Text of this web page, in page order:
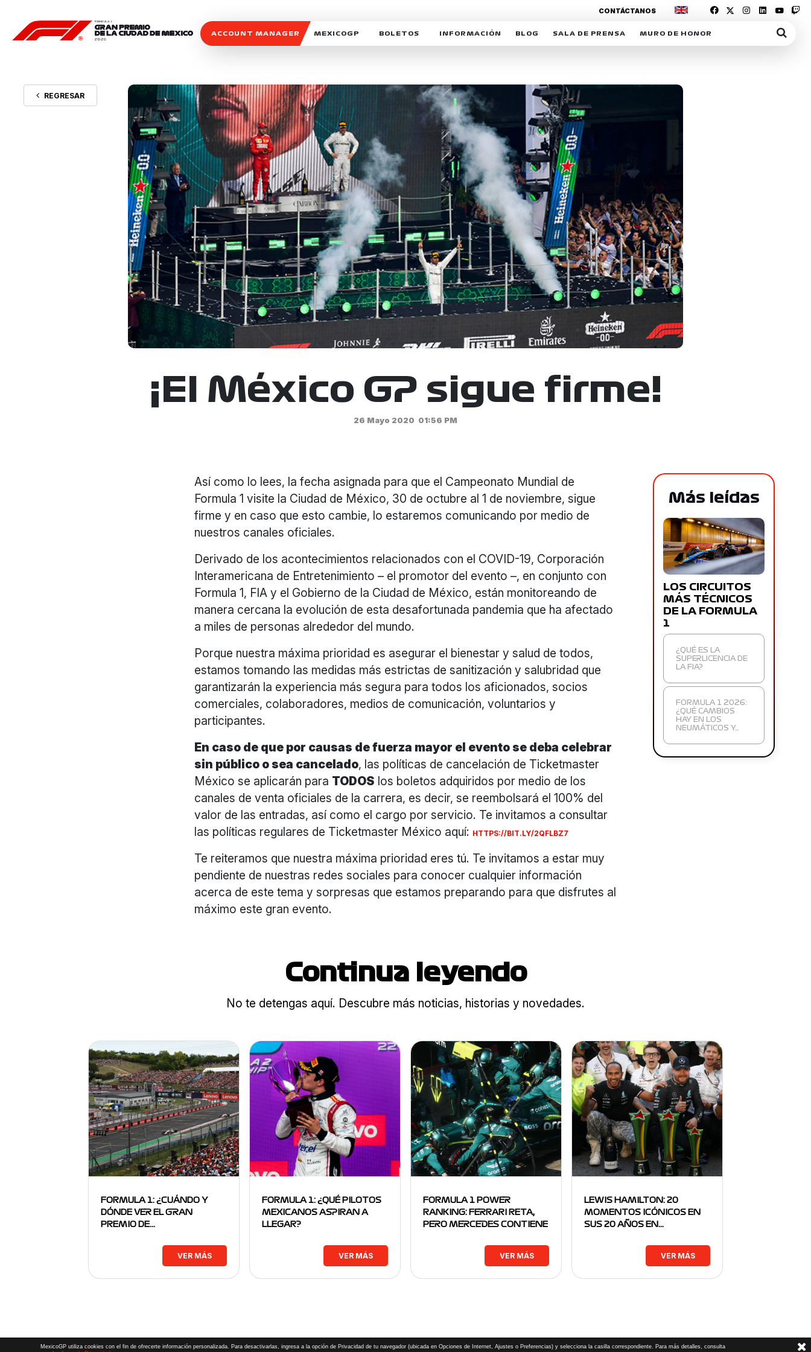
ACCOUNT MANAGER MEXICOGP
SOSTENIBILIDAD
CELEBRA CON NOSOTROS
BOLETOS INFORMACIÓN
DERECHO DE PRIMERA OPCIÓN
REFORESTEMOS JUNTOS
MOTORSPORT ACADEMY
VOLUNTARIOS
EXPOSICIÓN FOTOGRÁFICA
CAMPEONATO
PATROCINADORES
LEGALES TICKETMASTER
BLOG
MEXICOGP
INTERACTIVOS
SALA DE PRENSA
ACREDITACIONES
MURO DE HONOR
CONTÁCTANOS
REGRESAR
¡El México GP sigue firme!
26 Mayo 2020 01:56 PM
Así como lo lees, la fecha asignada para que el Campeonato Mundial de
Formula 1 visite la Ciudad de México, 30 de octubre al 1 de noviembre, sigue
firme y en caso que esto cambie, lo estaremos comunicando por medio de
nuestros canales oficiales.
Derivado de los acontecimientos relacionados con el COVID-19, Corporación
Interamericana de Entretenimiento – el promotor del evento –, en conjunto con
Formula 1, FIA y el Gobierno de la Ciudad de México, están monitoreando de
manera cercana la evolución de esta desafortunada pandemia que ha afectado
a miles de personas alrededor del mundo.
Porque nuestra máxima prioridad es asegurar el bienestar y salud de todos,
estamos tomando las medidas más estrictas de sanitización y salubridad que
garantizarán la experiencia más segura para todos los aficionados, socios
comerciales, colaboradores, medios de comunicación, voluntarios y
participantes.
En caso de que por causas de fuerza mayor el evento se deba celebrar
sin público o sea cancelado, las políticas de cancelación de Ticketmaster
México se aplicarán para TODOS los boletos adquiridos por medio de los
canales de venta oficiales de la carrera, es decir, se reembolsará el 100% del
valor de las entradas, así como el cargo por servicio. Te invitamos a consultar
las políticas regulares de Ticketmaster México aquí: HTTPS://BIT.LY/2QFLBZ7
Te reiteramos que nuestra máxima prioridad eres tú. Te invitamos a estar muy
pendiente de nuestras redes sociales para conocer cualquier información
acerca de este tema y sorpresas que estamos preparando para que disfrutes al
máximo este gran evento.
Más leídas
LOS CIRCUITOS
MÁS TÉCNICOS
DE LA FORMULA
1
¿QUÉ ES LA
SUPERLICENCIA DE
LA FIA?
FORMULA 1 2026:
¿QUÉ CAMBIOS
HAY EN LOS
NEUMÁTICOS Y…
Continua leyendo
No te detengas aquí. Descubre más noticias, historias y novedades.
FORMULA 1: ¿CUÁNDO Y
DÓNDE VER EL GRAN
PREMIO DE…
VER MÁS
FORMULA 1: ¿QUÉ PILOTOS
MEXICANOS ASPIRAN A
LLEGAR?
VER MÁS
FORMULA 1 POWER
RANKING: FERRARI RETA,
PERO MERCEDES CONTIENE
VER MÁS
LEWIS HAMILTON: 20
MOMENTOS ICÓNICOS EN
SUS 20 AÑOS EN…
VER MÁS
MexicoGP utiliza cookies con el fin de ofrecerte información personalizada. Para desactivarlas, ingresa a la opción de Privacidad de tu navegador (ubicada en Opciones de Internet, Ajustes o Preferencias) y selecciona la casilla correspondiente. Para más detalles, consulta